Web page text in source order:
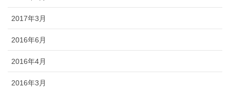
2017年3月
2016年6月
2016年4月
2016年3月